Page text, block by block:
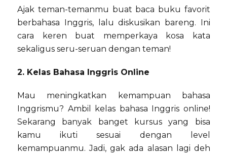
Ajak teman-temanmu buat baca buku favorit
berbahasa Inggris, lalu diskusikan bareng. Ini
cara keren buat memperkaya kosa kata
sekaligus seru-seruan dengan teman!
2. Kelas Bahasa Inggris Online
Mau meningkatkan kemampuan bahasa
Inggrismu? Ambil kelas bahasa Inggris online!
Sekarang banyak banget kursus yang bisa
kamu ikuti sesuai dengan level
kemampuanmu. Jadi, gak ada alasan lagi deh